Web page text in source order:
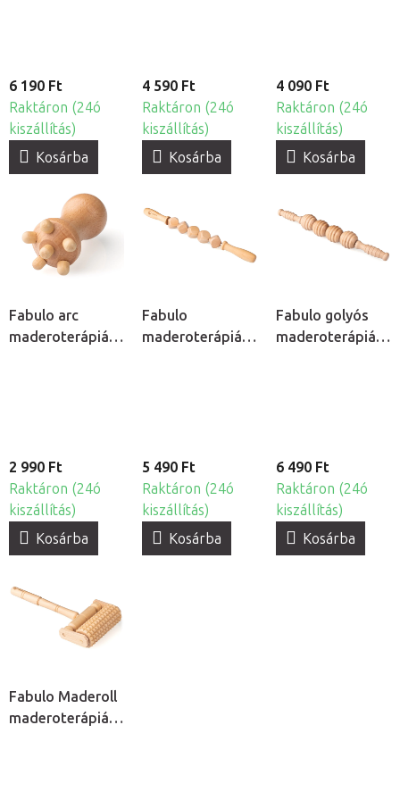
6 190 Ft
Raktáron (24ó
kiszállítás)
Kosárba
4 590 Ft
Raktáron (24ó
kiszállítás)
Kosárba
4 090 Ft
Raktáron (24ó
kiszállítás)
Kosárba
Fabulo arc
maderoterápiás
2 990 Ft
Raktáron (24ó
kiszállítás)
Kosárba
Fabulo
maderoterápiás
5 490 Ft
Raktáron (24ó
kiszállítás)
Kosárba
Fabulo golyós
maderoterápiás
6 490 Ft
Raktáron (24ó
kiszállítás)
Kosárba
Fabulo Maderoll
maderoterápiás